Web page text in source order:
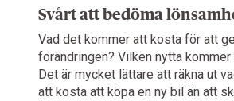
Svårt att bedöma
Vad det kommer att kosta för att
förändringen? Vilken nytta
Det är mycket lättare att räkna ut
att kosta att köpa en ny bil än att